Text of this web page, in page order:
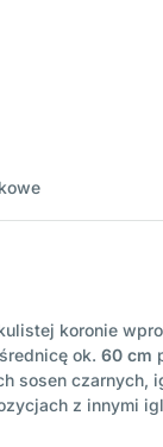
koronie
ok. 60 cm
sosen czarnych,
z innymi